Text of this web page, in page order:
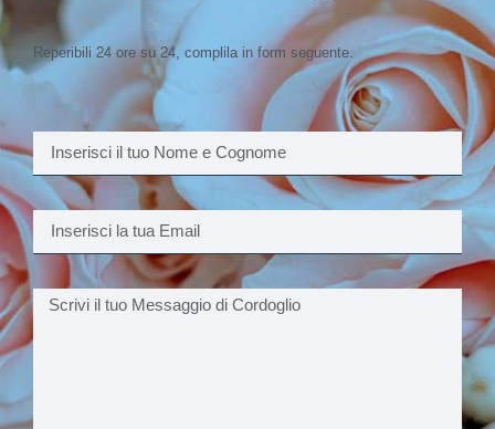
Reperibili 24 ore su 24, complila in form seguente.